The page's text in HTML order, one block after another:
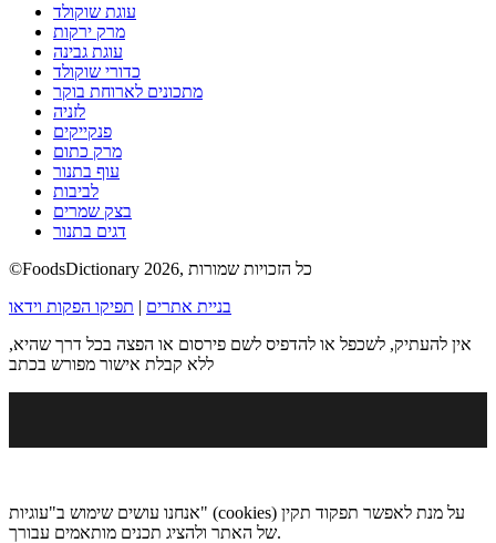
עוגת שוקולד
מרק ירקות
עוגת גבינה
כדורי שוקולד
מתכונים לארוחת בוקר
לזניה
פנקייקים
מרק כתום
עוף בתנור
לביבות
בצק שמרים
דגים בתנור
©FoodsDictionary 2026, כל הזכויות שמורות
בניית אתרים | תפיקו הפקות וידאו
אין להעתיק, לשכפל או להדפיס לשם פירסום או הפצה בכל דרך שהיא,
ללא קבלת אישור מפורש בכתב
אנחנו עושים שימוש ב"עוגיות" (cookies) על מנת לאפשר תפקוד תקין
של האתר ולהציג תכנים מותאמים עבורך.